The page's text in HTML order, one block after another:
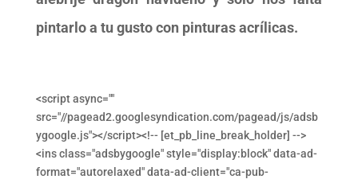
pintarlo a tu gusto con pinturas acrílicas.
<script async=""
src="//pagead2.googlesyndication.com/pagead/js/adsb
ygoogle.js"></script><!-- [et_pb_line_break_holder] -->
<ins class="adsbygoogle" style="display:block" data-ad-
format="autorelaxed" data-ad-client="ca-pub-